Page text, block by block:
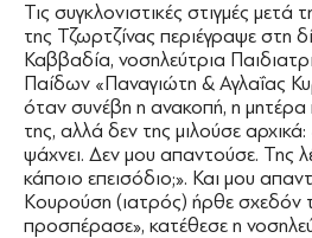
Τις συγκλονιστικές στιγμές μετά
της Τζωρτζίνας περιέγραψε στη
Καββαδία, νοσηλεύτρια
Παίδων «Παναγιώτη & Αγλαΐας
όταν συνέβη η ανακοπή, η
της, αλλά δεν της μιλούσε
ψάχνει. Δεν μου απαντούσε. Της
κάποιο επεισόδιο;». Και μου
Κουρούση (ιατρός) ήρθε σχεδόν
προσπέρασε», κατέθεσε η